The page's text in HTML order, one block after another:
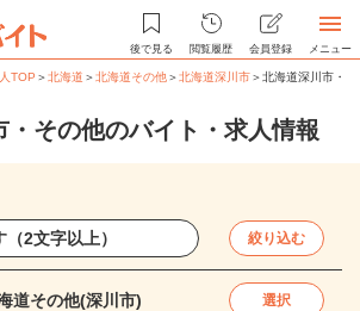
後で見る 閲覧履歴 会員登録 メニュー
TOP ＞北海道 ＞北海道その他＞北海道深川市＞北海道深川市・
・その他のバイト・求人情報
絞り込む
道その他(深川市) 選択